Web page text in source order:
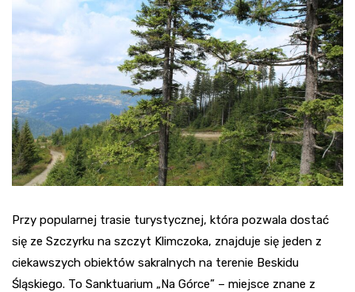
Przy popularnej trasie turystycznej, która pozwala dostać
się ze Szczyrku na szczyt Klimczoka, znajduje się jeden z
ciekawszych obiektów sakralnych na terenie Beskidu
Śląskiego. To Sanktuarium „Na Górce” – miejsce znane z